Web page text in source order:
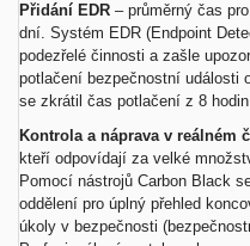
Přidání EDR – průměrný čas
dní. Systém EDR (Endpoint
podezřelé činnosti a zašle
potlačení bezpečnostní události
se zkrátil čas potlačení z 8
Kontrola a náprava v reálném č
kteří odpovídají za velké
Pomocí nástrojů Carbon Black
oddělení pro úplný přehled
úkoly v bezpečnosti